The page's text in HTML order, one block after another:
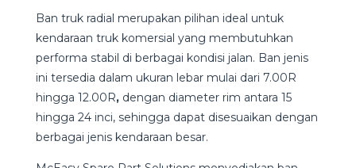
Ban truk radial merupakan pilihan ideal untuk
kendaraan truk komersial yang membutuhkan
performa stabil di berbagai kondisi jalan. Ban jenis
ini tersedia dalam ukuran lebar mulai dari 7.00R
hingga 12.00R,dengan diameter rim antara 15
hingga 24 inci, sehingga dapat disesuaikan dengan
berbagai jenis kendaraan besar.